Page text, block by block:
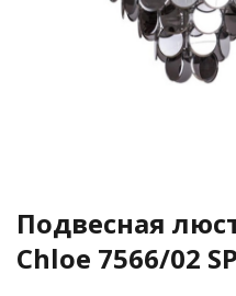
Подвесная
Chloe 7566/02